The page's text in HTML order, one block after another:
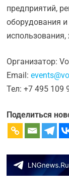
предприятий,
оборудования и
Организатор:
Email:
Тел: +7 495 109
Поделиться